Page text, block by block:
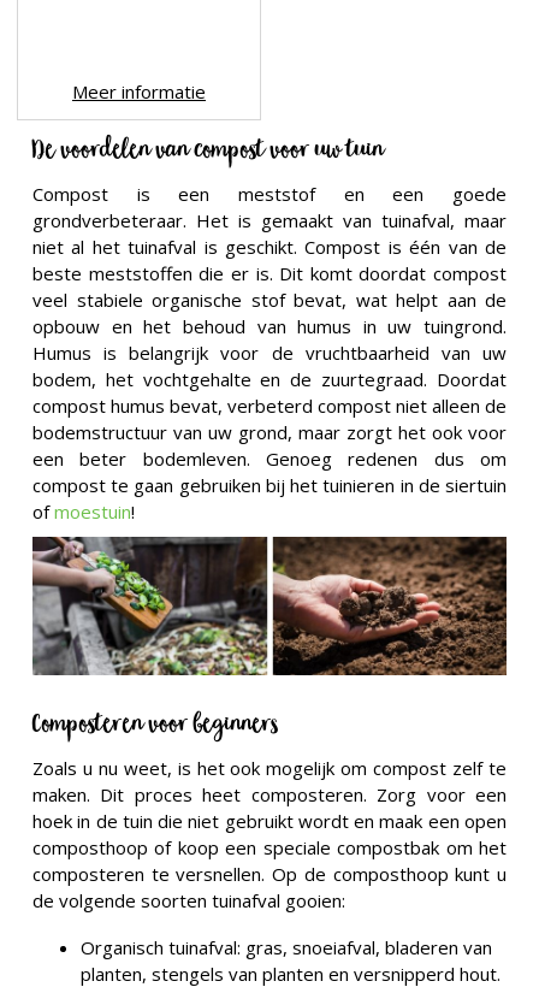
Meer informatie
De voordelen van compost voor uw tuin
Compost is een meststof en een goede
grondverbeteraar. Het is gemaakt van tuinafval, maar
niet al het tuinafval is geschikt. Compost is één van de
beste meststoffen die er is. Dit komt doordat compost
veel stabiele organische stof bevat, wat helpt aan de
opbouw en het behoud van humus in uw tuingrond.
Humus is belangrijk voor de vruchtbaarheid van uw
bodem, het vochtgehalte en de zuurtegraad. Doordat
compost humus bevat, verbeterd compost niet alleen de
bodemstructuur van uw grond, maar zorgt het ook voor
een beter bodemleven. Genoeg redenen dus om
compost te gaan gebruiken bij het tuinieren in de siertuin
ofmoestuin!
Composteren voor beginners
Zoals u nu weet, is het ook mogelijk om compost zelf te
maken. Dit proces heet composteren. Zorg voor een
hoek in de tuin die niet gebruikt wordt en maak een open
composthoop of koop een speciale compostbak om het
composteren te versnellen. Op de composthoop kunt u
de volgende soorten tuinafval gooien:
Organisch tuinafval: gras, snoeiafval, bladeren van
planten, stengels van planten en versnipperd hout.